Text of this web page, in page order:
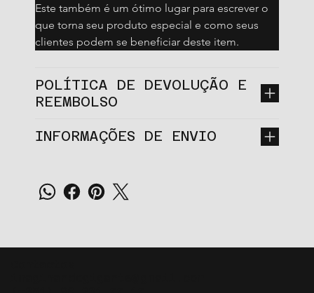
Este também é um ótimo lugar para escrever o
que torna seu produto especial e como seus
clientes podem se beneficiar deste item.
POLÍTICA DE DEVOLUÇÃO E
REEMBOLSO
INFORMAÇÕES DE ENVIO